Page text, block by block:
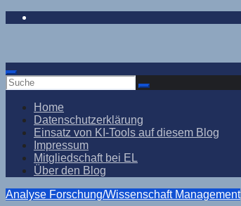
Zum
Home
Datenschutzerklärung
Einsatz von KI-Tools auf diesem Blog
Impressum
Mitgliedschaft bei EL
Über den Blog
Analyse Forschung/Wissenschaft Management